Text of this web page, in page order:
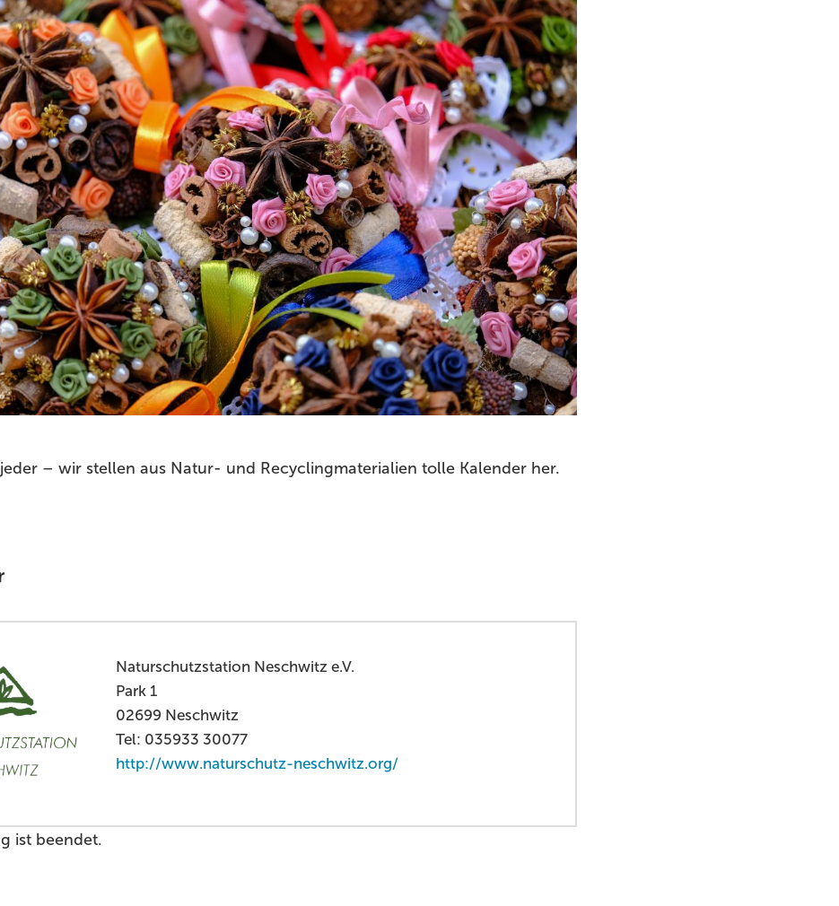
– wir stellen aus Natur- und Recyclingmaterialien tolle Kalender her.
Naturschutzstation Neschwitz e.V.
Park 1
02699 Neschwitz
Tel: 035933 30077
http://www.naturschutz-neschwitz.org/
ist beendet.